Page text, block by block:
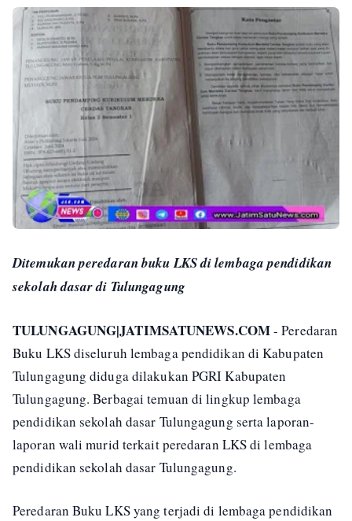
Ditemukan peredaran buku LKS di lembaga pendidikan
sekolah dasar di Tulungagung
TULUNGAGUNG|JATIMSATUNEWS.COM- Peredaran
Buku LKS diseluruh lembaga pendidikan di Kabupaten
Tulungagung diduga dilakukan PGRI Kabupaten
Tulungagung. Berbagai temuan di lingkup lembaga
pendidikan sekolah dasar Tulungagung serta laporan-
laporan wali murid terkait peredaran LKS di lembaga
pendidikan sekolah dasar Tulungagung.
Peredaran Buku LKS yang terjadi di lembaga pendidikan